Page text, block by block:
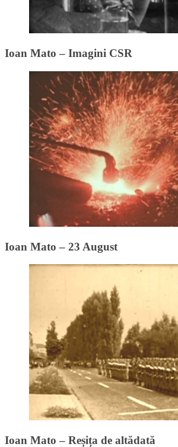
Ioan Mato – Imagini CSR
Ioan Mato – 23 August
Ioan Mato – Reșița de altădată